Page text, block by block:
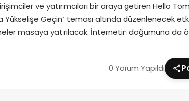
ve yatırımcıları bir araya getiren Hello
Geçin” teması altında düzenlenecek
masaya yatırılacak. İnternetin doğumuna da
0 Yorum Yapıldı